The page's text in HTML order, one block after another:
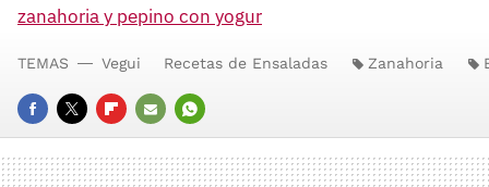
zanahoria y pepino con yogur
FACEBOOK
TWITTERFLIPBOARD
E-
MAIL
WHATSAPP
TEMAS Vegui Recetas de Ensaladas Zanahoria